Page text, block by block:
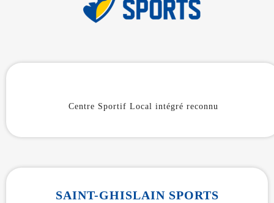
Centre Sportif Local intégré reconnu
SAINT-GHISLAIN SPORTS